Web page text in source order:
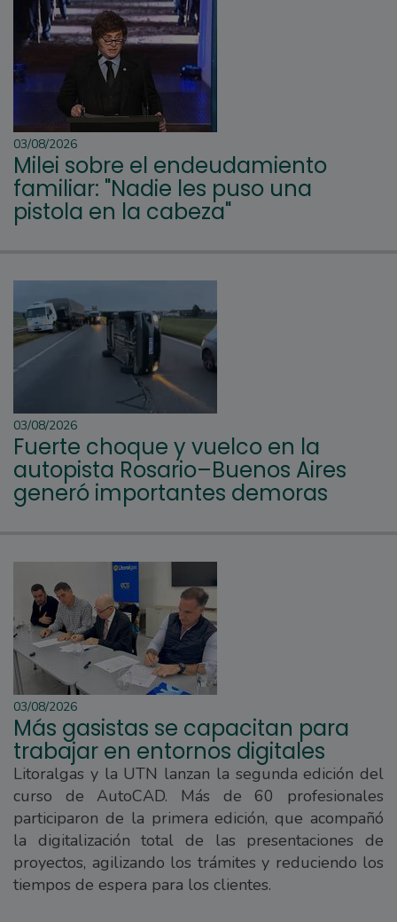
03/08/2026
Milei sobre el endeudamiento
familiar: "Nadie les puso una
pistola en la cabeza"
03/08/2026
Fuerte choque y vuelco en la
autopista Rosario–Buenos Aires
generó importantes demoras
03/08/2026
Más gasistas se capacitan para
trabajar en entornos digitales
Litoralgas y la UTN lanzan la segunda edición del
curso de AutoCAD. Más de 60 profesionales
participaron de la primera edición, que acompañó
la digitalización total de las presentaciones de
proyectos, agilizando los trámites y reduciendo los
tiempos de espera para los clientes.